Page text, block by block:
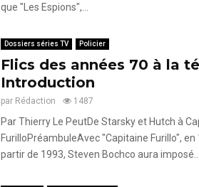
que "Les Espions",...
Dossiers séries TV Policier
Flics des années 70 à la
Introduction
par Rédaction 1487
Par Thierry Le PeutDe Starsky et Hutch à
FurilloPréambuleAvec "Capitaine Furillo", en
partir de 1993, Steven Bochco aura imposé...